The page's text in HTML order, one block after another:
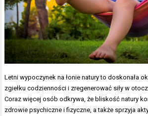
Letni wypoczynek na łonie natury to doskonała
zgiełku codzienności i zregenerować siły w
Coraz więcej osób odkrywa, że bliskość natury
zdrowie psychiczne i fizyczne, a także sprzyja